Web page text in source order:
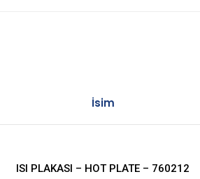
İsim
ISI PLAKASI – HOT PLATE – 760212